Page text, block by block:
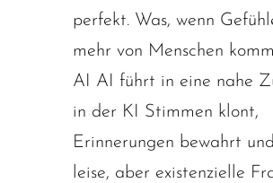
perfekt. Was, wenn
mehr von Menschen
AI AI führt in eine nahe
in der KI Stimmen klont,
Erinnerungen bewahrt
leise, aber existenzielle